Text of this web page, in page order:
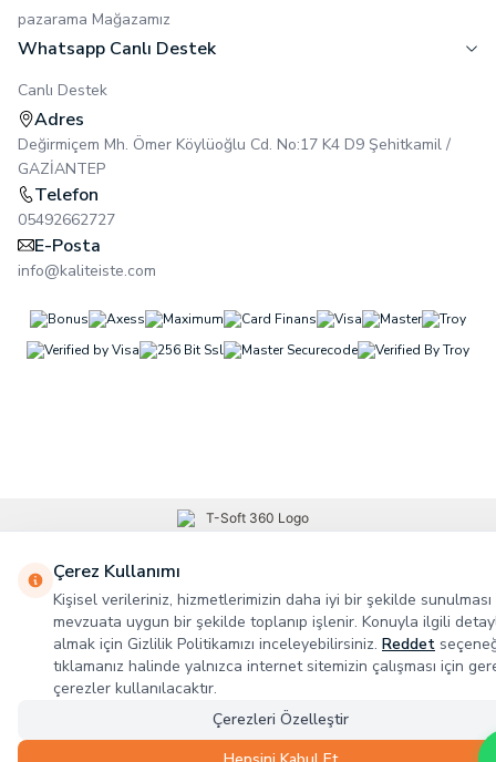
pazarama Mağazamız
Whatsapp Canlı Destek
Canlı Destek
Adres
Değirmiçem Mh. Ömer Köylüoğlu Cd. No:17 K4 D9 Şehitkamil /
GAZİANTEP
Telefon
05492662727
E-Posta
info@kaliteiste.com
Çerez Kullanımı
Kişisel verileriniz, hizmetlerimizin daha iyi bir şekilde sunulması
mevzuata uygun bir şekilde toplanıp işlenir. Konuyla ilgili
almak için Gizlilik Politikamızı inceleyebilirsiniz. Reddet
tıklamanız halinde yalnızca internet sitemizin çalışması için
çerezler kullanılacaktır.
Çerezleri Özelleştir